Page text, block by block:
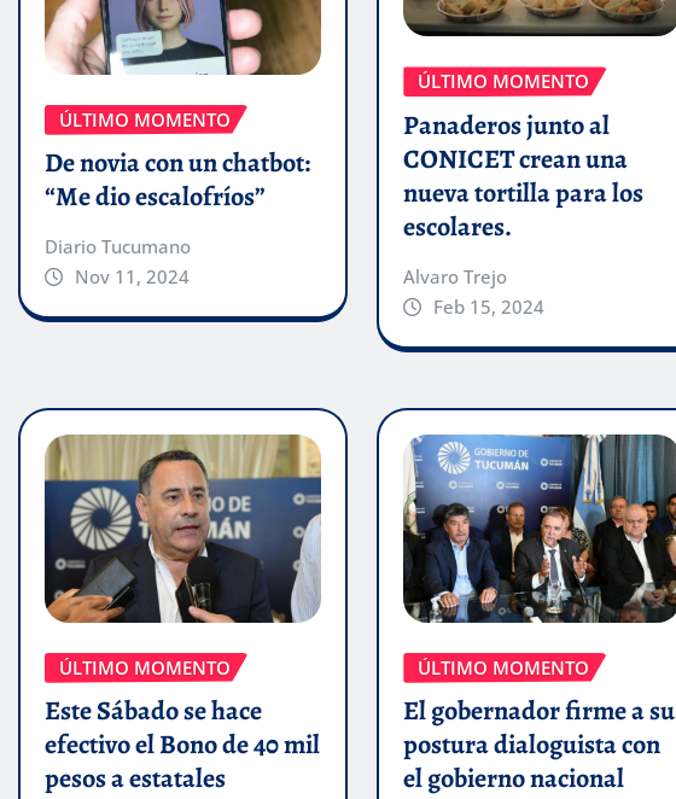
ÚLTIMO MOMENTO
De novia con un chatbot:
“Me dio escalofríos”
Diario Tucumano
Nov 11, 2024
ÚLTIMO MOMENTO
Panaderos junto al
CONICET crean una
nueva tortilla para los
escolares.
Alvaro Trejo
Feb 15, 2024
ÚLTIMO MOMENTO
Este Sábado se hace
efectivo el Bono de 40 mil
pesos a estatales
ÚLTIMO MOMENTO
El gobernador firme a su
postura dialoguista con
el gobierno nacional